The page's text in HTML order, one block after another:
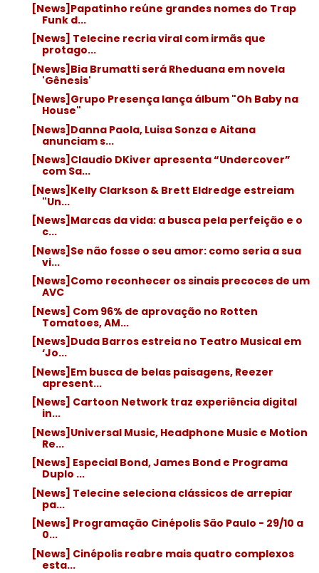
[News]Papatinho reúne grandes nomes do Trap
Funk d...
[News] Telecine recria viral com irmãs que
protago...
[News]Bia Brumatti será Rheduana em novela
'Gênesis'
[News]Grupo Presença lança álbum "Oh Baby na
House"
[News]Danna Paola, Luisa Sonza e Aitana
anunciam s...
[News]Claudio DKiver apresenta “Undercover”
com Sa...
[News]Kelly Clarkson & Brett Eldredge estreiam
"Un...
[News]Marcas da vida: a busca pela perfeição e o
c...
[News]Se não fosse o seu amor: como seria a sua
vi...
[News]Como reconhecer os sinais precoces de um
AVC
[News] Com 96% de aprovação no Rotten
Tomatoes, AM...
[News]Duda Barros estreia no Teatro Musical em
‘Jo...
[News]Em busca de belas paisagens, Reezer
apresent...
[News] Cartoon Network traz experiência digital
in...
[News]Universal Music, Headphone Music e Motion
Re...
[News] Especial Bond, James Bond e Programa
Duplo ...
[News] Telecine seleciona clássicos de arrepiar
pa...
[News] Programação Cinépolis São Paulo - 29/10 a
0...
[News] Cinépolis reabre mais quatro complexos
esta...